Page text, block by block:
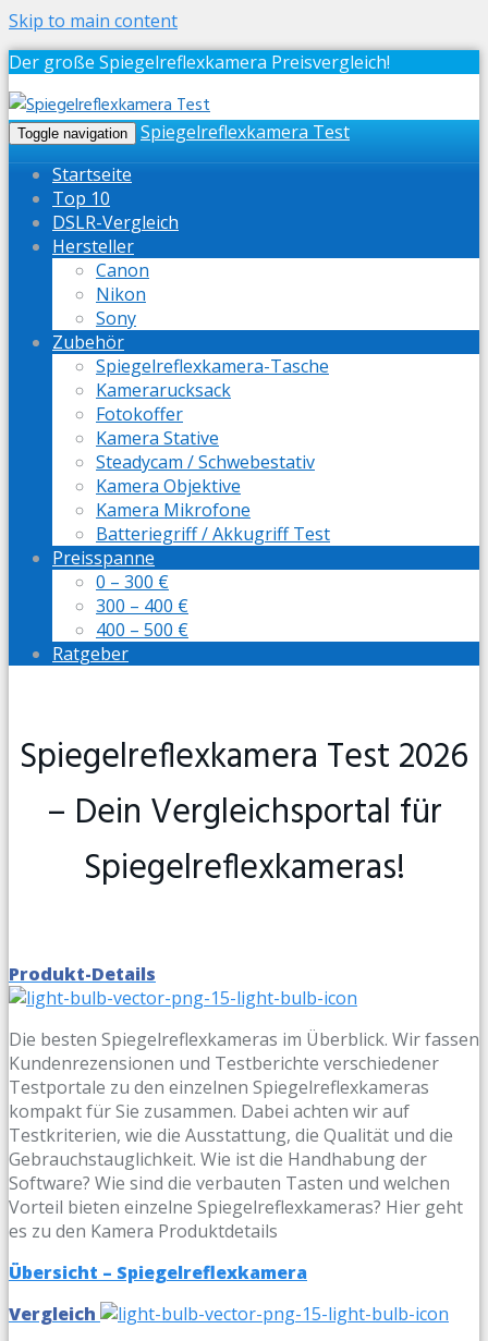
Skip to main content
Der große Spiegelreflexkamera Preisvergleich!
Toggle navigation
Spiegelreflexkamera Test
Startseite
Top 10
DSLR-Vergleich
Hersteller
Canon
Nikon
Sony
Zubehör
Spiegelreflexkamera-Tasche
Kamerarucksack
Fotokoffer
Kamera Stative
Steadycam / Schwebestativ
Kamera Objektive
Kamera Mikrofone
Batteriegriff / Akkugriff Test
Preisspanne
0 – 300 €
300 – 400 €
400 – 500 €
Ratgeber
Spiegelreflexkamera Test 2026
– Dein Vergleichsportal für
Spiegelreflexkameras!
Produkt-Details
Die besten Spiegelreflexkameras im Überblick. Wir fassen
Kundenrezensionen und Testberichte verschiedener
Testportale zu den einzelnen Spiegelreflexkameras
kompakt für Sie zusammen. Dabei achten wir auf
Testkriterien, wie die Ausstattung, die Qualität und die
Gebrauchstauglichkeit. Wie ist die Handhabung der
Software? Wie sind die verbauten Tasten und welchen
Vorteil bieten einzelne Spiegelreflexkameras? Hier geht
es zu den Kamera Produktdetails
Übersicht – Spiegelreflexkamera
Vergleich